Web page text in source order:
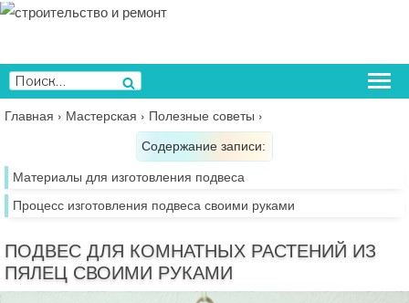
Перейти
содержимому
Искать:
Поиск
Главная › Мастерская › Полезные советы ›
Содержание записи:
Материалы для изготовления подвеса
Процесс изготовления подвеса своими руками
ПОДВЕС ДЛЯ КОМНАТНЫХ РАСТЕНИЙ ИЗ
ПЯЛЕЦ СВОИМИ РУКАМИ